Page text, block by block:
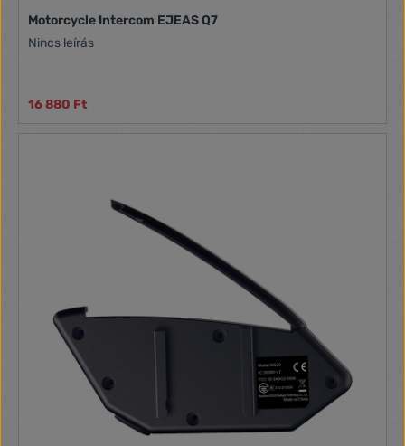
Motorcycle Intercom EJEAS Q7
Nincs leírás
16 880 Ft